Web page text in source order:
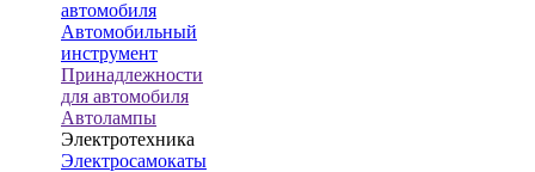
автомобиля
Автомобильный
инструмент
Принадлежности
для автомобиля
Автолампы
Электротехника
Электросамокаты